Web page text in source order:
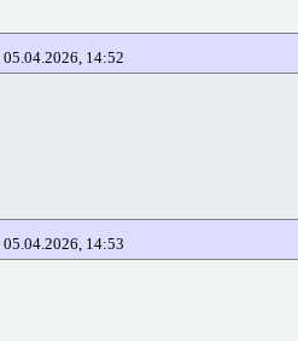
05.04.2026, 14:52
05.04.2026, 14:53